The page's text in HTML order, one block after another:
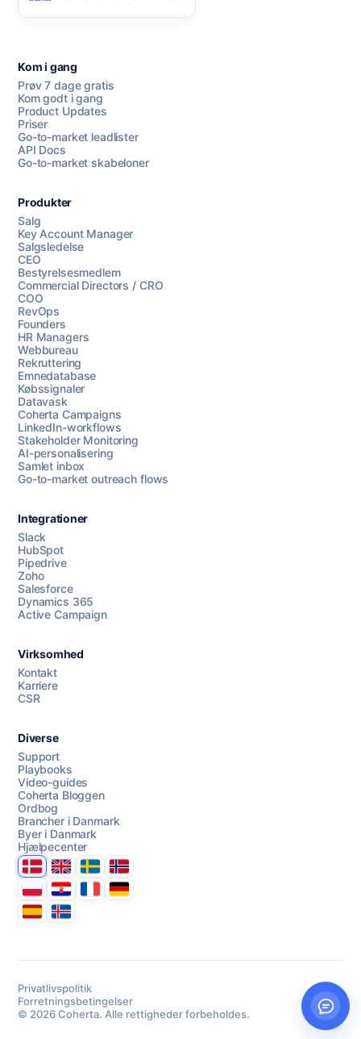
Chat med os
AI Campaign Assist
Kom i gang
Prøv 7 dage gratis
Kom godt i gang
Product Updates
Priser
Go-to-market leadlister
API Docs
Go-to-market skabeloner
Produkter
Salg
Key Account Manager
Salgsledelse
CEO
Bestyrelsesmedlem
Commercial Directors / CRO
COO
RevOps
Founders
HR Managers
Webbureau
Rekruttering
Emnedatabase
Købssignaler
Datavask
Coherta Campaigns
LinkedIn-workflows
Stakeholder Monitoring
AI-personalisering
Samlet inbox
Go-to-market outreach flows
Integrationer
Slack
HubSpot
Pipedrive
Zoho
Salesforce
Dynamics 365
Active Campaign
Virksomhed
Kontakt
Karriere
CSR
Diverse
Support
Playbooks
Video-guides
Coherta Bloggen
Ordbog
Brancher i Danmark
Byer i Danmark
Hjælpecenter
DanmarkUnited Kingdom
SverigeNorge
PolskaHrvatskaFranceDeutschland
EspanaÍsland
Privatlivspolitik
Forretningsbetingelser
© 2026 Coherta. Alle rettigheder forbeholdes.